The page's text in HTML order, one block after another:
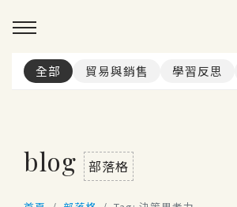
全部 貿易與銷售 學習反思
blog 部落格